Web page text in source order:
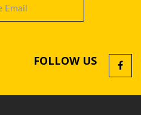
FOLLOW US